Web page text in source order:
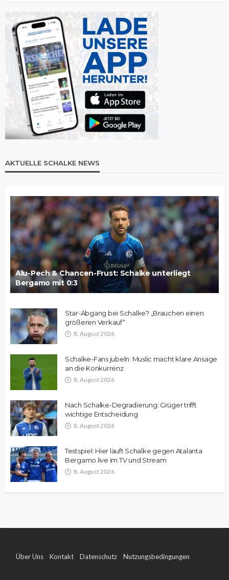
AKTUELLE SCHALKE NEWS
Alu-Pech & Chancen-Frust: Schalke unterliegt
Bergamo mit 0:3
Star-Abgang bei Schalke? „Brauchen einen
größeren Verkauf“
8. August 2026
Schalke-Fans jubeln: Muslic macht klare Ansage
an die Konkurrenz
8. August 2026
Nach Schalke-Degradierung: Grüger trifft
wichtige Entscheidung
8. August 2026
Testspiel: Hier läuft Schalke gegen Atalanta
Bergamo live im TV und Stream
8. August 2026
Über Uns Kontakt Datenschutz Nutzungsbedingungen